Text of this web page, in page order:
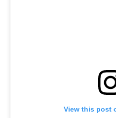
View this post